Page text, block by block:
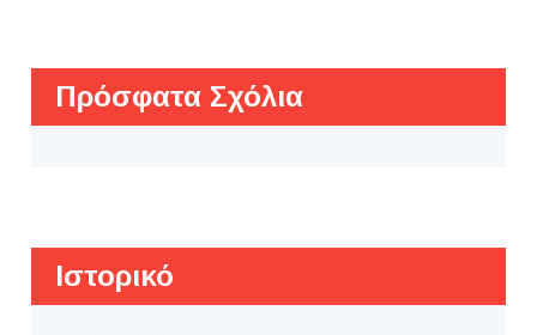
Πρόσφατα Σχόλια
Ιστορικό